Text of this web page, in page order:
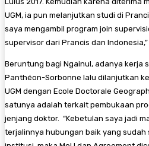
UGM, ia pun melanjutkan studi di
saya mengambil program join
supervisor dari Prancis dan Indonesia,”
Beruntung bagi Ngainul, adanya kerja
Panthéon-Sorbonne lalu dilanjutkan
UGM dengan Ecole Doctorale
satunya adalah terkait pembukaan
jenjang doktor. “Kebetulan saya jadi
terjalinnya hubungan baik yang